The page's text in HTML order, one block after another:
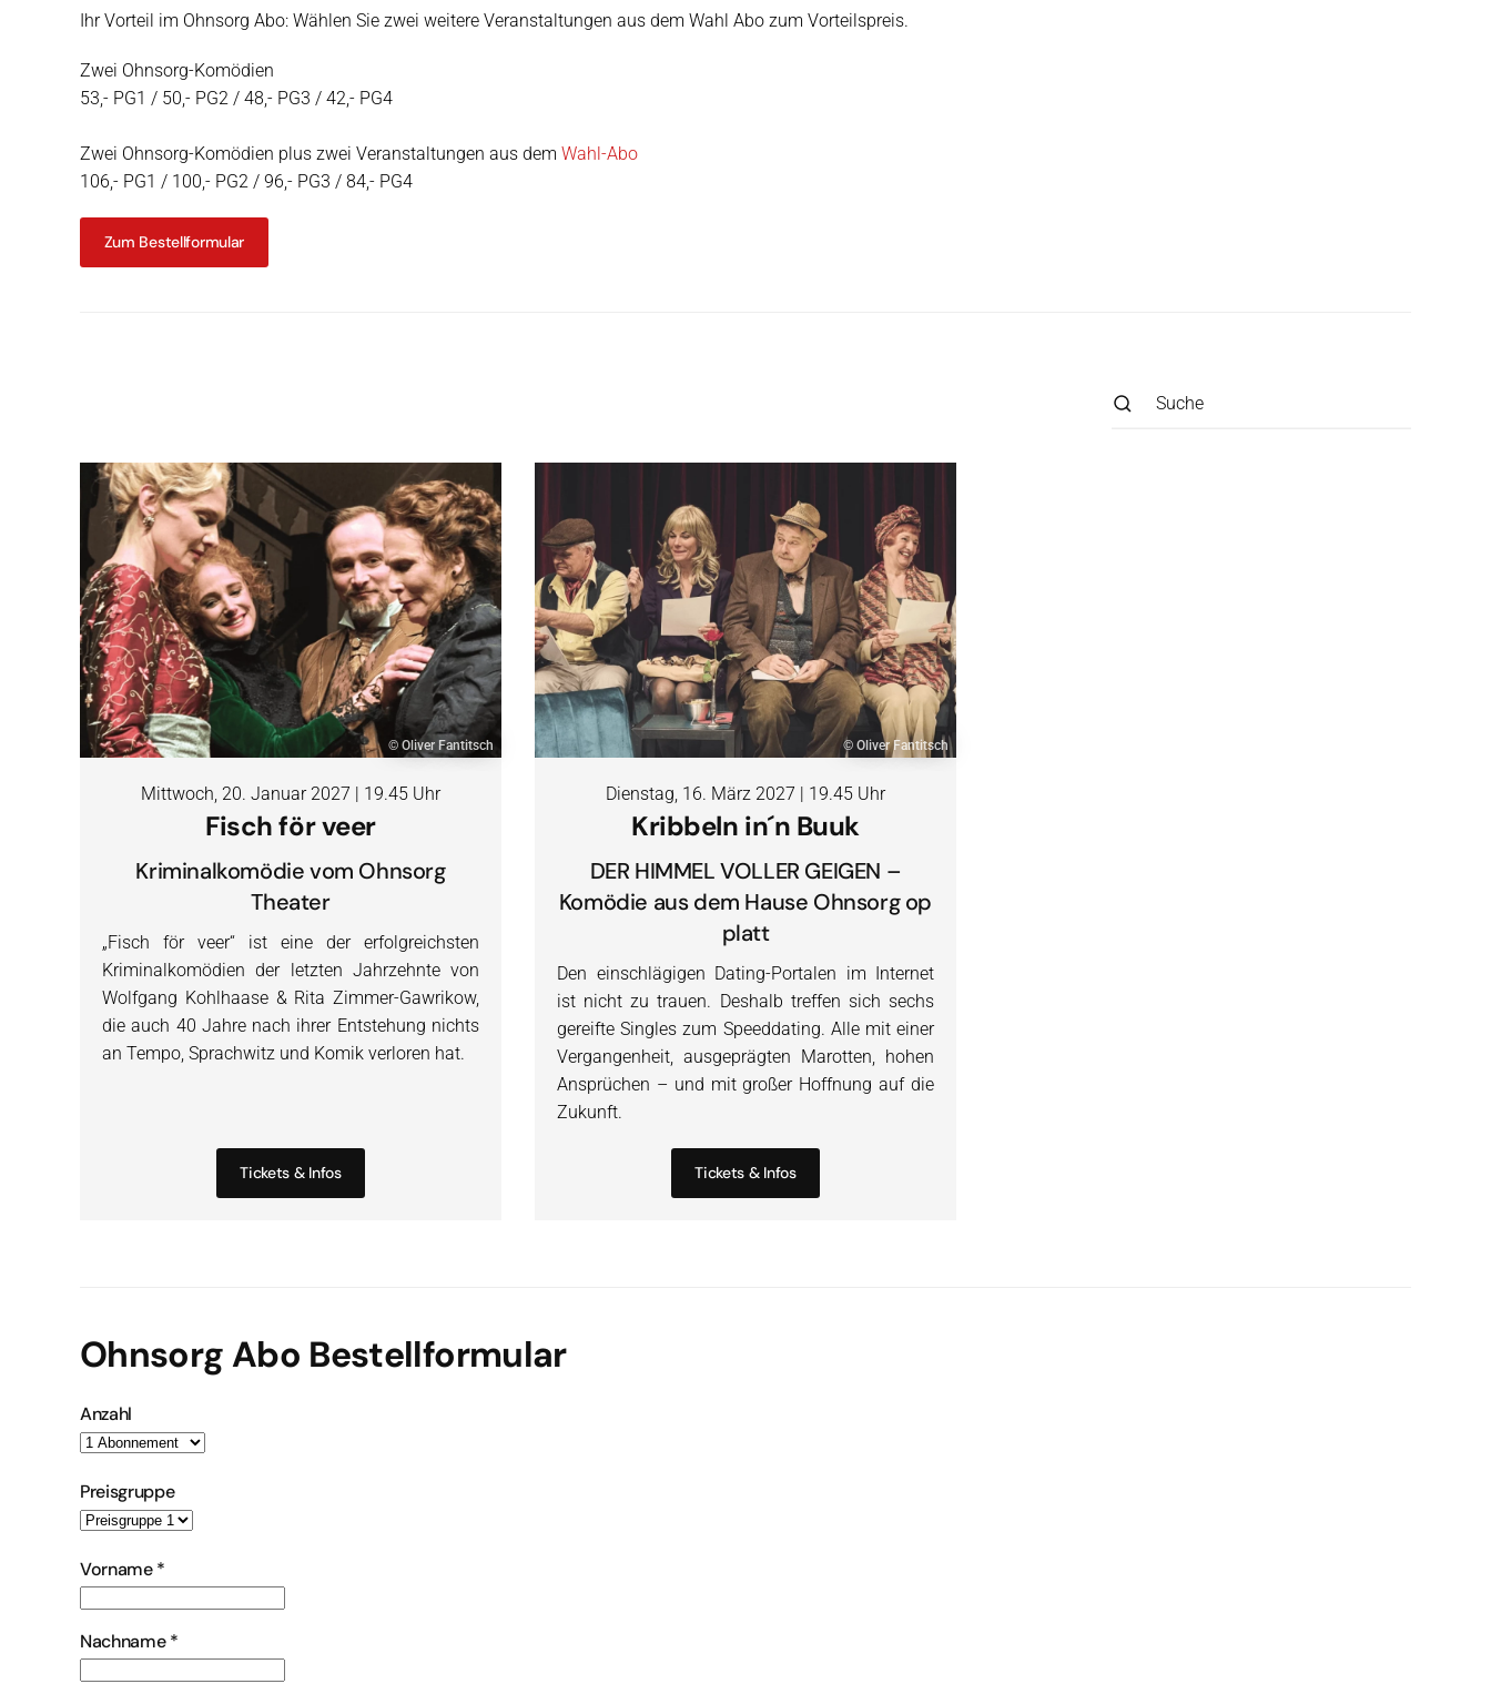
Ihr Vorteil im Ohnsorg Abo: Wählen Sie zwei weitere Veranstaltungen aus dem Wahl Abo zum Vorteilspreis.
Zwei Ohnsorg-Komödien
53,- PG1 / 50,- PG2 / 48,- PG3 / 42,- PG4
Zwei Ohnsorg-Komödien plus zwei Veranstaltungen aus dem Wahl-Abo
106,- PG1 / 100,- PG2 / 96,- PG3 / 84,- PG4
Zum Bestellformular
© Oliver Fantitsch
Mittwoch, 20. Januar 2027 | 19.45 Uhr
Fisch för veer
Kriminalkomödie vom Ohnsorg
Theater
„Fisch för veer“ ist eine der erfolgreichsten
Kriminalkomödien der letzten Jahrzehnte von
Wolfgang Kohlhaase & Rita Zimmer-Gawrikow,
die auch 40 Jahre nach ihrer Entstehung nichts
an Tempo, Sprachwitz und Komik verloren hat.
Tickets & Infos
© Oliver Fantitsch
Dienstag, 16. März 2027 | 19.45 Uhr
Kribbeln in´n Buuk
DER HIMMEL VOLLER GEIGEN –
Komödie aus dem Hause Ohnsorg op
platt
Den einschlägigen Dating-Portalen im Internet
ist nicht zu trauen. Deshalb treffen sich sechs
gereifte Singles zum Speeddating. Alle mit einer
Vergangenheit, ausgeprägten Marotten, hohen
Ansprüchen – und mit großer Hoffnung auf die
Zukunft.
Tickets & Infos
Ohnsorg Abo Bestellformular
Anzahl
Preisgruppe
Vorname*
Nachname*